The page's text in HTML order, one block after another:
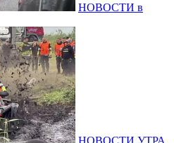
НОВОСТИ в
НОВОСТИ УТРА